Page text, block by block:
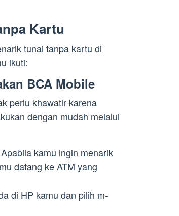
Kartu
tunai tanpa kartu di
ikuti:
BCA Mobile
perlu khawatir karena
dengan mudah melalui
kamu ingin menarik
datang ke ATM yang
di HP kamu dan pilih m-